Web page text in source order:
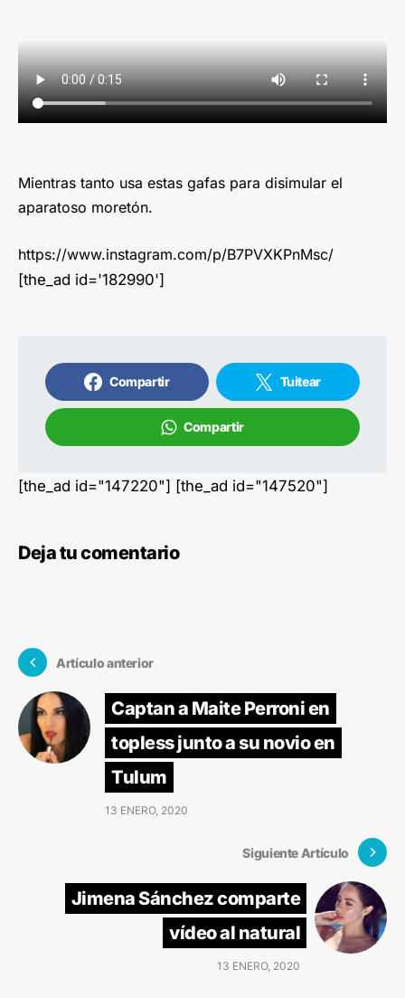
Mientras tanto usa estas gafas para disimular el
aparatoso moretón.
https://www.instagram.com/p/B7PVXKPnMsc/
[the_ad id='182990']
Compartir Tuitear
Compartir
[the_ad id="147220"] [the_ad id="147520"]
Deja tu comentario
Artículo anterior
Captan a Maite Perroni en
topless junto a su novio en
Tulum
13 ENERO, 2020
Siguiente Artículo
Jimena Sánchez comparte
vídeo al natural
13 ENERO, 2020